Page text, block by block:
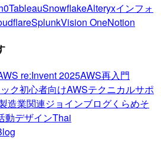
TableauSnowflakeAlteryxインフォ
SplunkVision OneNotion
re:Invent 2025AWS再入門
ク初心者向けAWSテクニカルサポ
造業関連ジョインブログくらめそ
動デザインThai